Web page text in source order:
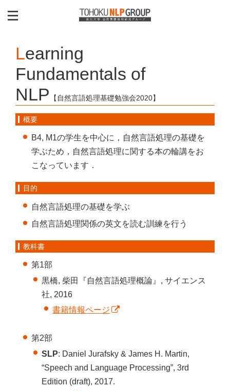
Learning
Fundamentals of
NLP
【自然言語処理基礎勉強会2020】
概要
B4, M1の学生を中心に，自然言語処理の基礎を
学ぶため，自然言語処理に関する本の輪講をお
こなっています．
目的
自然言語処理の基礎を学ぶ
自然言語処理関係の英文を読む訓練を行う
教科書
第1部
黒橋, 柴田『自然言語処理概論』, サイエンス
社, 2016
書籍情報ページ
第2部
SLP: Daniel Jurafsky & James H. Martin,
“Speech and Language Processing”, 3rd
Edition (draft), 2017.